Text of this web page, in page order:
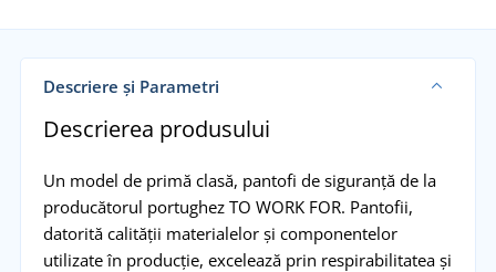
Descriere și Parametri
Descrierea produsului
Un model de primă clasă, pantofi de siguranță de la
producătorul portughez TO WORK FOR. Pantofii,
datorită calității materialelor și componentelor
utilizate în producție, excelează prin respirabilitatea și